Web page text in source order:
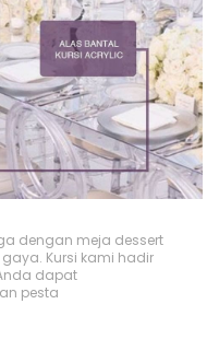
dengan meja dessert
Kursi kami hadir
dapat
pesta